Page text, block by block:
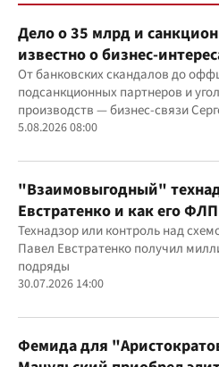
Дело о 35 млрд и
известно о бизнес-
"Родовид Банка" до
От банковских скандалов до
подсанкционных партнеров и
производств — бизнес-связи
Дядечко до сих пор простираются
юрисдикций
5.08.2026 08:00
"Взаимовыгодный"
Евстратенко и как его
бюджетным миллионам?
Технадзор или контроль над
Павел Евстратенко получил
подряды
30.07.2026 14:00
Фемида для